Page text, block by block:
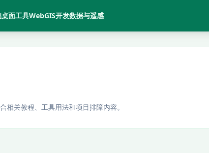
桌面工具WebGIS开发数据与遥感
相关教程、工具用法和项目排障内容。